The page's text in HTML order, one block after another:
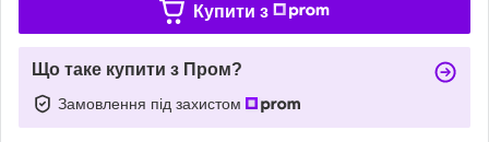
Купити з
Що таке купити з Пром?
Замовлення під захистом